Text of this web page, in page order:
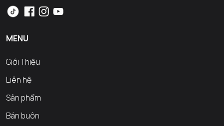
MENU
Giới Thiệu
Liên hệ
Sản phẩm
Bán buôn